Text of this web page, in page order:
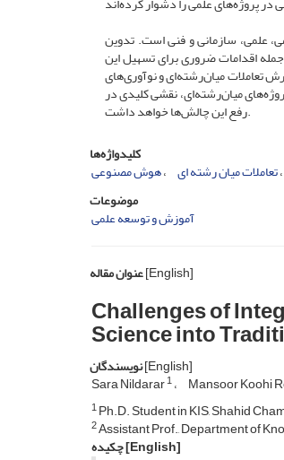
علمی، سازمانی و فنی است. تدوین
اقدامات ضروری برای تسهیل این
تعاملات میان‌رشته‌ای و نوآوری‌های
میان‌رشته‌ای، نقشی کلیدی در
رفع این چالش‌ها خواهد داشت.
کلیدواژه‌ها
هوش مصنوعی تعاملات میان‌ رشته‌ ای
موضوعات
آموزش و توسعه علمی
عنوان مقاله[English]
Challenges of
Science into
نویسندگان[English]
Sara Nildarar1 Mansoor Koohi
1Ph.D. Student in KIS, Shahid
2Assistant Prof., Department of
چکیده[English]